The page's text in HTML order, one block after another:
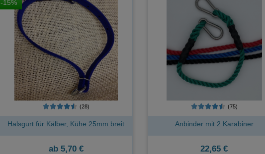
-15%
(28)
Halsgurt für Kälber, Kühe 25mm breit
ab5,70 €
(75)
Anbinder mit 2 Karabiner
22,65 €